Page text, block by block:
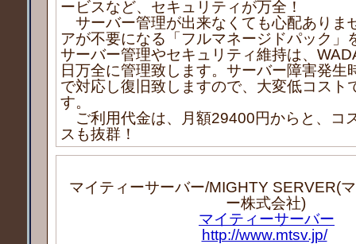
ービスなど、セキュリティが万全！
サーバー管理が出来なくても心配あり
アが不要になる「フルマネージドパック」
サーバー管理やセキュリティ維持は、
日万全に管理致します。サーバー障害発生
で対応し復旧致しますので、大変低コスト
す。
ご利用代金は、月額29400円からと、コ
スも抜群！
マイティーサーバー/MIGHTY SERVER(
ー株式会社)
マイティーサーバー
http://www.mtsv.jp/